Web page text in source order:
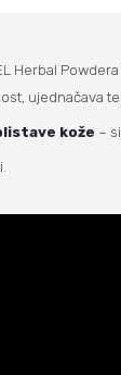
Herbal
ujednačava
kože –